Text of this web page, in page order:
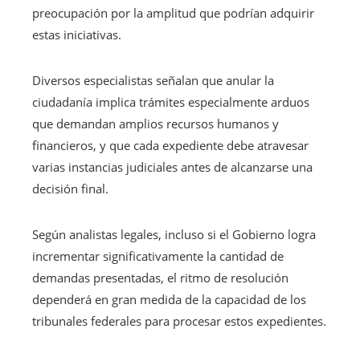
preocupación por la amplitud que podrían adquirir
estas iniciativas.
Diversos especialistas señalan que anular la
ciudadanía implica trámites especialmente arduos
que demandan amplios recursos humanos y
financieros, y que cada expediente debe atravesar
varias instancias judiciales antes de alcanzarse una
decisión final.
Según analistas legales, incluso si el Gobierno logra
incrementar significativamente la cantidad de
demandas presentadas, el ritmo de resolución
dependerá en gran medida de la capacidad de los
tribunales federales para procesar estos expedientes.